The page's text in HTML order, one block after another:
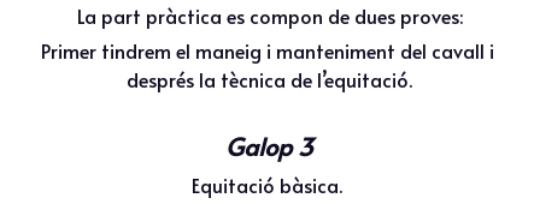
La part pràctica es compon de dues proves:
Primer tindrem el maneig i manteniment del cavall i
després la tècnica de l’equitació.
Galop 3
Equitació bàsica.